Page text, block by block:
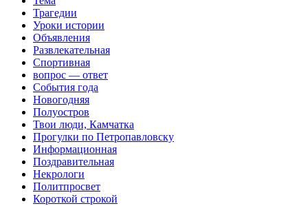
Трагедии
Уроки истории
Объявления
Развлекательная
Спортивная
вопрос — ответ
События года
Новогодняя
Полуостров
Твои люди, Камчатка
Прогулки по Петропавловску
Информационная
Поздравительная
Некрологи
Политпросвет
Короткой строкой